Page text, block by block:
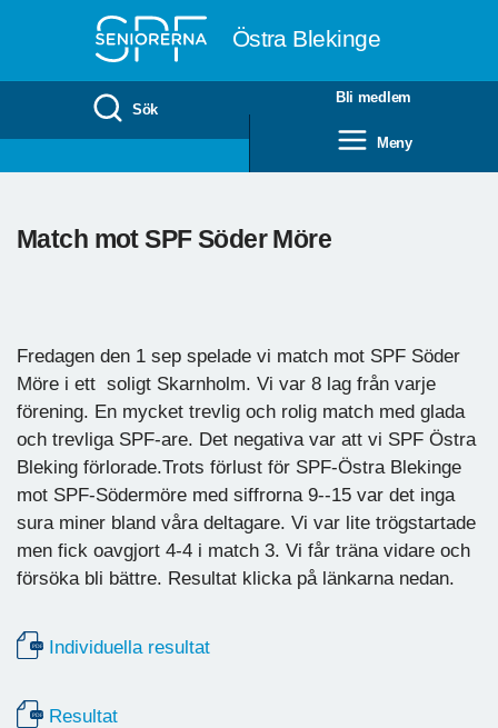
Östra Blekinge
Sök
Bli medlem
Meny
Match mot SPF Söder Möre
Fredagen den 1 sep spelade vi match mot SPF Söder
Möre i ett soligt Skarnholm. Vi var 8 lag från varje
förening. En mycket trevlig och rolig match med glada
och trevliga SPF-are. Det negativa var att vi SPF Östra
Bleking förlorade.Trots förlust för SPF-Östra Blekinge
mot SPF-Södermöre med siffrorna 9--15 var det inga
sura miner bland våra deltagare. Vi var lite trögstartade
men fick oavgjort 4-4 i match 3. Vi får träna vidare och
försöka bli bättre. Resultat klicka på länkarna nedan.
Individuella resultat
Resultat